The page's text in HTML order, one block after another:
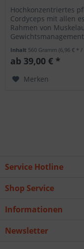
Hochkonzentriertes
Cordyceps mit allen
Rahmen von
Inhalt 560 Gramm(6,96 € * /
ab 39,00 € *
Merken
Service Hotline
Shop Service
Informationen
Newsletter